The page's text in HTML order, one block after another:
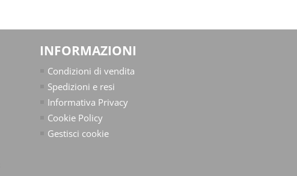
INFORMAZIONI
Condizioni di vendita
Spedizioni e resi
Informativa Privacy
Cookie Policy
Gestisci cookie